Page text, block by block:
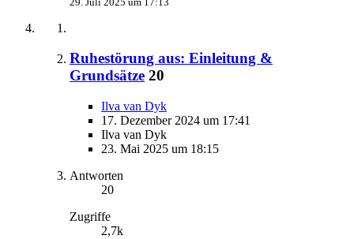
Ruhestörung aus: Einleitung &
Grundsätze 20
Ilva van Dyk
17. Dezember 2024 um 17:41
Ilva van Dyk
23. Mai 2025 um 18:15
Antworten
20
Zugriffe
2,7k